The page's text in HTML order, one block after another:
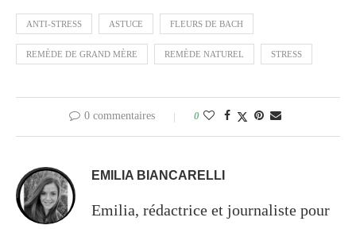
ANTI-STRESS ASTUCE FLEURS DE BACH
REMÈDE DE GRAND MÈRE REMÈDE NATUREL STRESS
0 commentaires 0
EMILIA BIANCARELLI
Emilia, rédactrice et journaliste pour